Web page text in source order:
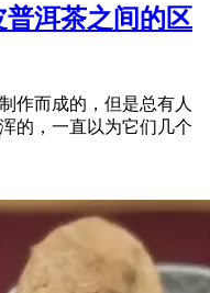
普洱茶之间的区
作而成的，但是总有人
的，一直以为它们几个